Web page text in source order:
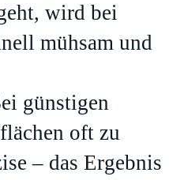
wird bei
mühsam und
günstigen
oft zu
– das Ergebnis